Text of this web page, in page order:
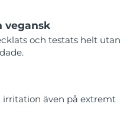
vegansk
och testats helt utan
irritation även på extremt